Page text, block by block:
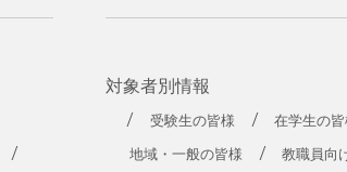
対象者別情報
受験生の皆様 在学生の皆
地域・一般の皆様 教職員向